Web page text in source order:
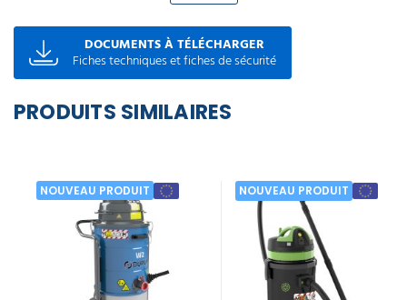
DOCUMENTS À TÉLÉCHARGER
Fiches techniques et fiches de sécurité
PRODUITS SIMILAIRES
NOUVEAU PRODUIT NOUVEAU PRODUIT